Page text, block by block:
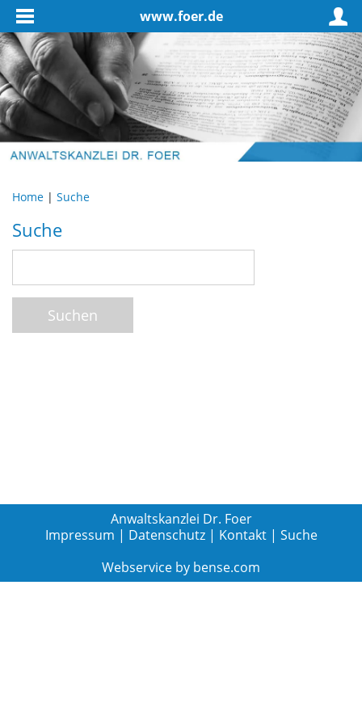
www.foer.de
Home | Suche
Suche
Anwaltskanzlei Dr. Foer
Impressum | Datenschutz| Kontakt| Suche
Webservice by bense.com